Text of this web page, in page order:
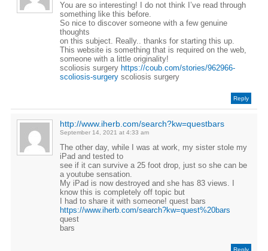
You are so interesting! I do not think I’ve read through
something like this before.
So nice to discover someone with a few genuine
thoughts
on this subject. Really.. thanks for starting this up.
This website is something that is required on the web,
someone with a little originality!
scoliosis surgery https://coub.com/stories/962966-
scoliosis-surgeryscoliosis surgery
Reply
http://www.iherb.com/search?kw=questbars
September 14, 2021 at 4:33 am
The other day, while I was at work, my sister stole my
iPad and tested to
see if it can survive a 25 foot drop, just so she can be
a youtube sensation.
My iPad is now destroyed and she has 83 views. I
know this is completely off topic but
I had to share it with someone! quest bars
https://www.iherb.com/search?kw=quest%20bars
quest
bars
Reply